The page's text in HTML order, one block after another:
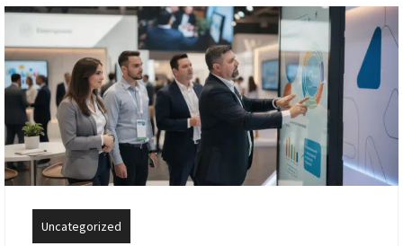
Uncategorized